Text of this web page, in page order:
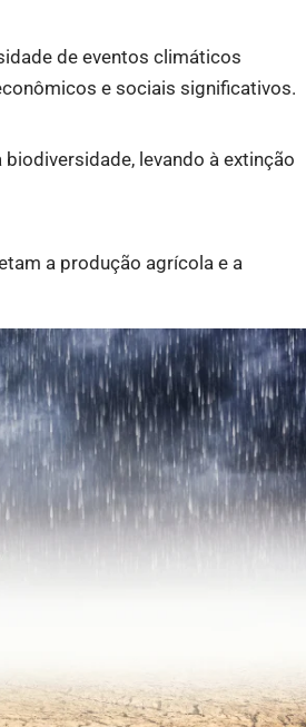
de eventos climáticos
e sociais significativos.
levando à extinção
a produção agrícola e a